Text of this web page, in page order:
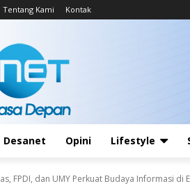
Tentang Kami Kontak
Desanet Opini Lifestyle
FPDI, dan UMY Perkuat Budaya Informasi di